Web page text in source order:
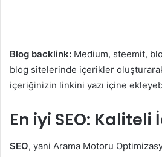
Blog backlink: Medium, steemit,
blog sitelerinde içerikler
içeriğinizin linkini yazı içine
En iyi SEO: Kaliteli
SEO, yani Arama Motoru